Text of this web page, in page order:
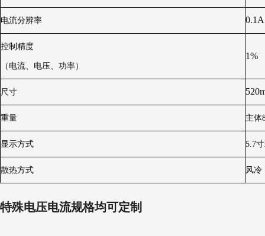
电流分辨率 0.1A
控制精度
（电流、电压、功率）
1%
尺寸
重量 主体
显示方式 5.7
散热方式 风冷
特殊电压电流规格均可定制